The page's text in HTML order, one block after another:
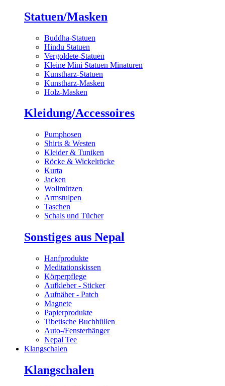
Statuen/Masken
Buddha-Statuen
Hindu Statuen
Vergoldete-Statuen
Kleine Mini Statuen Minaturen
Kunstharz-Statuen
Kunstharz-Masken
Holz-Masken
Kleidung/Accessoires
Pumphosen
Shirts & Westen
Kleider & Tuniken
Röcke & Wickelröcke
Kurta
Jacken
Wollmützen
Armstulpen
Taschen
Schals und Tücher
Sonstiges aus Nepal
Hanfprodukte
Meditationskissen
Körperpflege
Aufkleber - Sticker
Aufnäher - Patch
Magnete
Papierprodukte
Tibetische Buchhüllen
Auto-/Fensterhänger
Nepal Tee
Klangschalen
Klangschalen